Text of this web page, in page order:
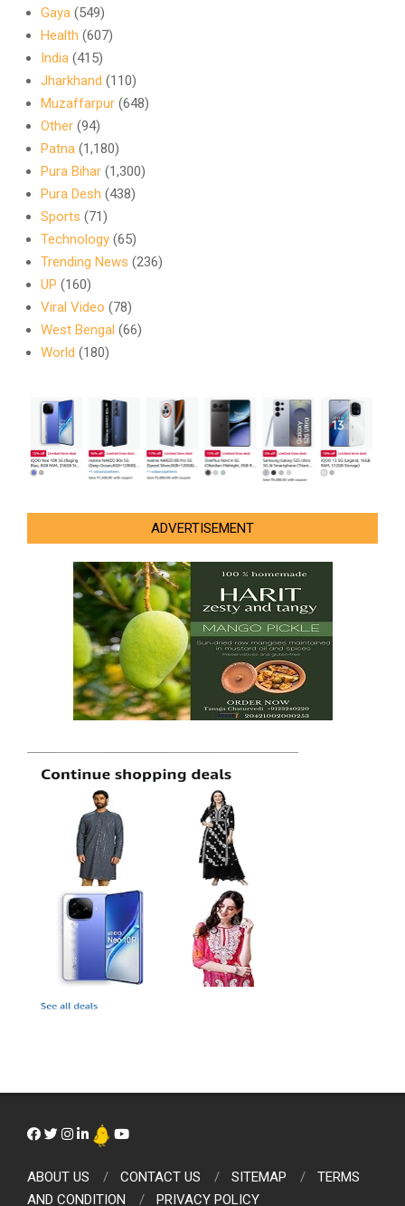
Gaya (549)
Health (607)
India (415)
Jharkhand (110)
Muzaffarpur (648)
Other (94)
Patna (1,180)
Pura Bihar (1,300)
Pura Desh (438)
Sports (71)
Technology (65)
Trending News (236)
UP (160)
Viral Video (78)
West Bengal (66)
World (180)
ADVERTISEMENT
ABOUT US CONTACT US SITEMAP
TERMS
AND CONDITION
PRIVACY POLICY